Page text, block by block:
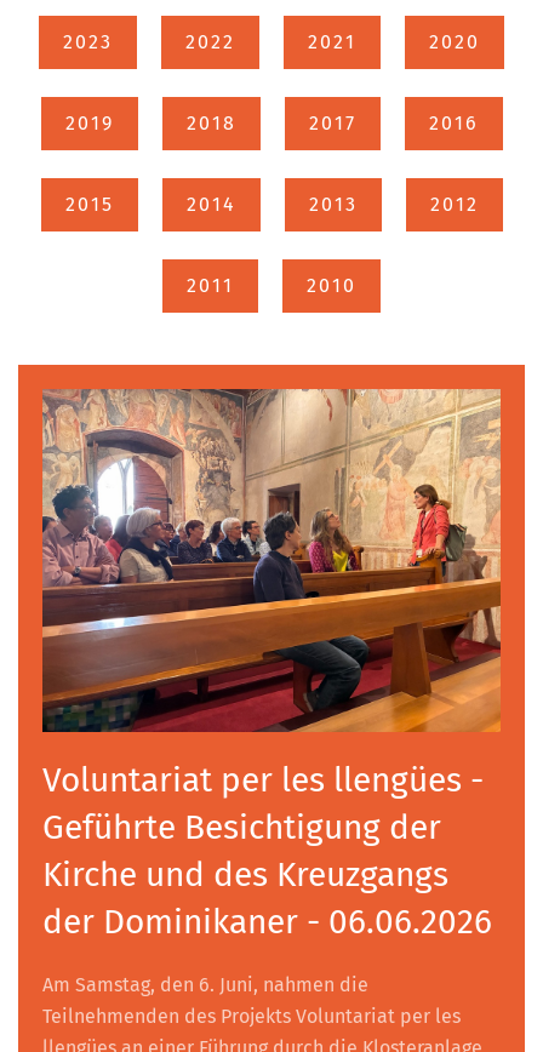
2023 2022 2021 2020
2019 2018 2017 2016
2015 2014 2013 2012
2011 2010
Voluntariat per les llengües -
Geführte Besichtigung der
Kirche und des Kreuzgangs
der Dominikaner - 06.06.2026
Am Samstag, den 6. Juni, nahmen die
Teilnehmenden des Projekts Voluntariat per les